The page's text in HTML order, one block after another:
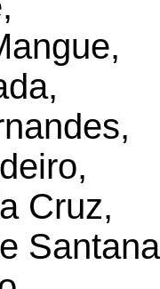
Cruz,